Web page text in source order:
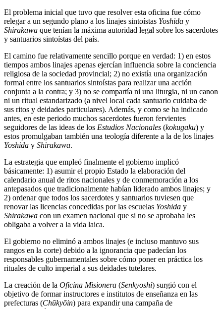
El problema inicial que tuvo que resolver esta oficina fue cómo
relegar a un segundo plano a los linajes sintoístas Yoshida y
Shirakawa que tenían la máxima autoridad legal sobre los sacerdotes
y santuarios sintoístas del país.
El camino fue relativamente sencillo porque en verdad: 1) en estos
tiempos ambos linajes apenas ejercían influencia sobre la conciencia
religiosa de la sociedad provincial; 2) no existía una organización
formal entre los santuarios sintoístas para realizar una acción
conjunta a la contra; y 3) no se compartía ni una liturgia, ni un canon
ni un ritual estandarizado (a nivel local cada santuario cuidaba de
sus ritos y deidades particulares). Además, y como se ha indicado
antes, en este periodo muchos sacerdotes fueron fervientes
seguidores de las ideas de los Estudios Nacionales (kokugaku) y
estos promulgaban también una teología diferente a la de los linajes
Yoshida y Shirakawa.
La estrategia que empleó finalmente el gobierno implicó
básicamente: 1) asumir el propio Estado la elaboración del
calendario anual de ritos nacionales y de conmemoración a los
antepasados que tradicionalmente habían liderado ambos linajes; y
2) ordenar que todos los sacerdotes y santuarios tuviesen que
renovar las licencias concedidas por las escuelas Yoshida y
Shirakawa con un examen nacional que si no se aprobaba les
obligaba a volver a la vida laica.
El gobierno no eliminó a ambos linajes (e incluso mantuvo sus
rangos en la corte) debido a la ignorancia que padecían los
responsables gubernamentales sobre cómo poner en práctica los
rituales de culto imperial a sus deidades tutelares.
La creación de la Oficina Misionera (Senkyoshi) surgió con el
objetivo de formar instructores e institutos de enseñanza en las
prefecturas (Chūkyōin) para expandir una campaña de